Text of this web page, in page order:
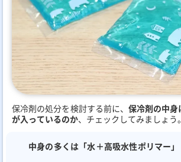
保冷剤の処分を検討する前に、 保冷剤の中
が入っているのか、チェックしてみましょう。
中身の多くは「水＋高吸水性ポリマー」